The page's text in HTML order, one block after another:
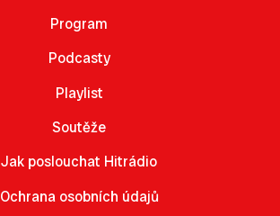
Program
Podcasty
Playlist
Soutěže
Jak poslouchat Hitrádio
Ochrana osobních údajů